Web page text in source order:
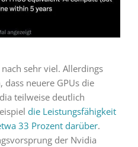
sehr viel. Allerdings
neuere GPUs die
teilweise deutlich
die Leistungsfähigkeit
33 Prozent darüber.
der Nvidia